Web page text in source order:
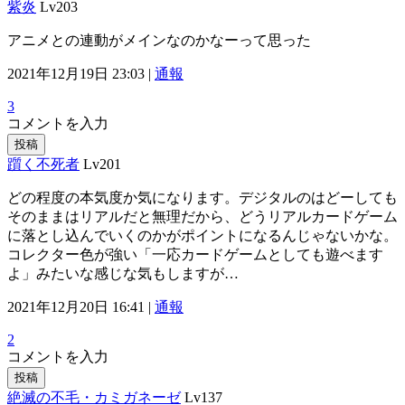
紫炎 Lv203
アニメとの連動がメインなのかなーって思った
2021年12月19日 23:03 | 通報
3
コメントを入力
投稿
躓く不死者 Lv201
どの程度の本気度か気になります。デジタルのはどーしても
そのままはリアルだと無理だから、どうリアルカードゲーム
に落とし込んでいくのかがポイントになるんじゃないかな。
コレクター色が強い「一応カードゲームとしても遊べます
よ」みたいな感じな気もしますが…
2021年12月20日 16:41 | 通報
2
コメントを入力
投稿
絶滅の不毛・カミガネーゼ Lv137